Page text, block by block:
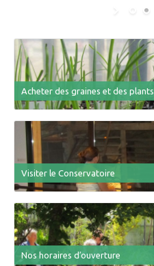
Acheter des graines et des plants
Visiter le Conservatoire
Nos horaires d′ouverture